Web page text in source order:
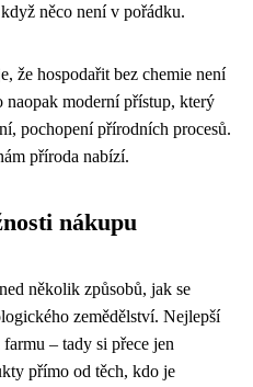
něco není v pořádku.
že hospodařit bez chemie není
naopak moderní přístup, který
pochopení přírodních procesů.
příroda nabízí.
nákupu
několik způsobů, jak se
zemědělství. Nejlepší
– tady si přece jen
přímo od těch, kdo je